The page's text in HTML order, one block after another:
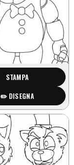
STAMPA
✏️ DISEGNA